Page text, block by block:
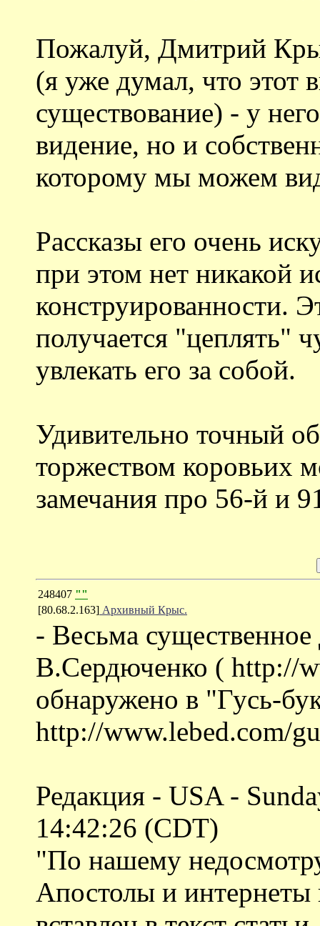
Пожалуй, Дмитрий
(я уже думал, что этот
существование) - у
видение, но и
которому мы можем
Рассказы его очень
при этом нет никакой
конструированности.
получается "цеплять"
увлекать его за собой.
Удивительно точный
торжеством коровьих
замечания про 56-й и
248407 ""
[80.68.2.163] Арxивный Крыc.
- Весьма существенное
В.Сердюченко ( http://
обнаружено в "Гусь-
http://www.lebed.com/
Редакция - USA -
14:42:26 (CDT)
"По нашему
Апостолы и интернеты